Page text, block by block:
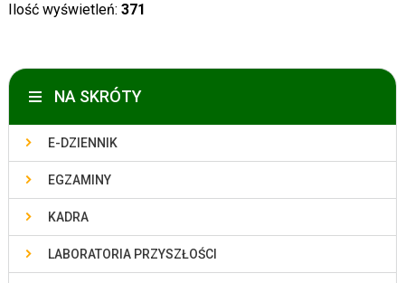
Ilość wyświetleń: 371
NA SKRÓTY
E-DZIENNIK
EGZAMINY
KADRA
LABORATORIA PRZYSZŁOŚCI